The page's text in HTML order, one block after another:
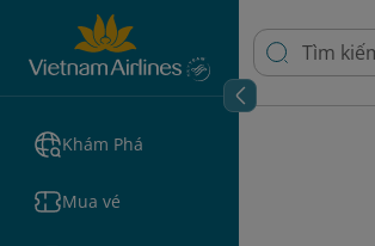
Khám Phá
Mua vé